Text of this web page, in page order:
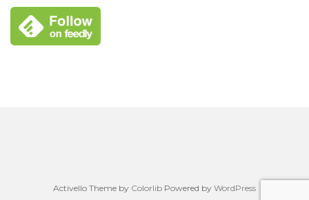
Activello Theme by Colorlib Powered by WordPress